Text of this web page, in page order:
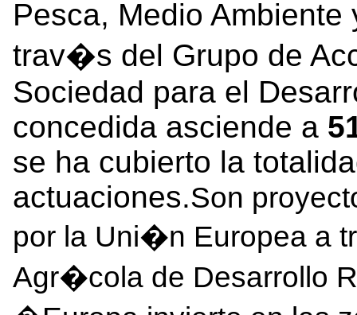
Pesca, Medio
trav�s del Grupo de
Sociedad para el
concedida asciende a
se ha cubierto la
actuaciones.Son
por la Uni�n Europea a
Agr�cola de Desarrollo